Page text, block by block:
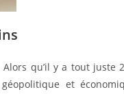
qu’il y a tout juste
et